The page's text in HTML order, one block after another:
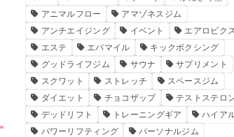
アニマルフロー
アマゾネスジム
アンチエイジング
イベント
エアロビク
エステ
エバマイル
キックボクシング
グッドライフジム
サウナ
サプリメント
スクワット
ストレッチ
スペースジム
ダイエット
チョコザップ
テストステロ
デッドリフト
トレーニングギア
ハイア
パワーリフティング
パーソナルジム